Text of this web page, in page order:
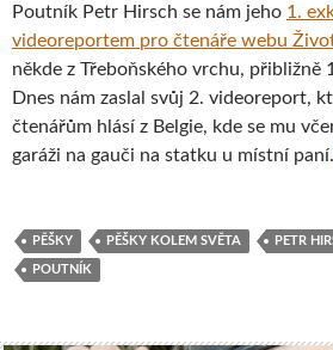
Poutník Petr Hirsch se nám jeho 1.
videoreportem pro čtenáře webu
někde z Třeboňského vrchu, přibližně
Dnes nám zaslal svůj 2. videoreport,
čtenářům hlásí z Belgie, kde se mu
garáži na gauči na statku u místní paní.
PĚŠKY PĚŠKY KOLEM SVĚTA PETR
POUTNÍK